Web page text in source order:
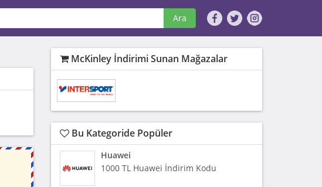
Ara
McKinley İndirimi Sunan Mağazalar
Bu Kategoride Popüler
Huawei
1000 TL Huawei İndirim Kodu